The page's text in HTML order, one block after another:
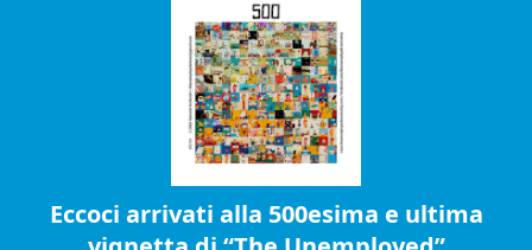
Eccoci arrivati alla 500esima e ultima